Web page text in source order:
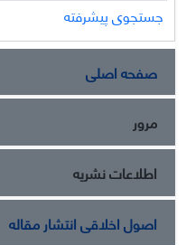
جستجوی پیشرفته
صفحه اصلی
مرور
اطلاعات نشریه
اصول اخلاقی انتشار مقاله